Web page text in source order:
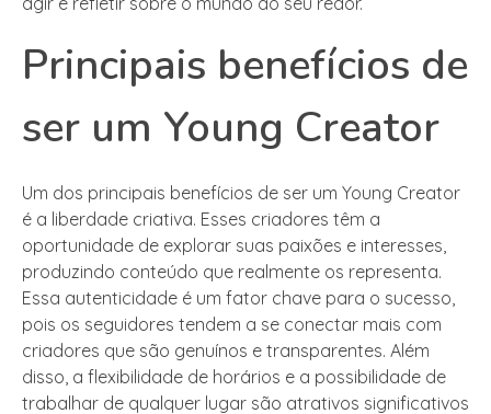
Principais benefícios de
ser um Young Creator
Um dos principais benefícios de ser um Young Creator
é a liberdade criativa. Esses criadores têm a
oportunidade de explorar suas paixões e interesses,
produzindo conteúdo que realmente os representa.
Essa autenticidade é um fator chave para o sucesso,
pois os seguidores tendem a se conectar mais com
criadores que são genuínos e transparentes. Além
disso, a flexibilidade de horários e a possibilidade de
trabalhar de qualquer lugar são atrativos significativos